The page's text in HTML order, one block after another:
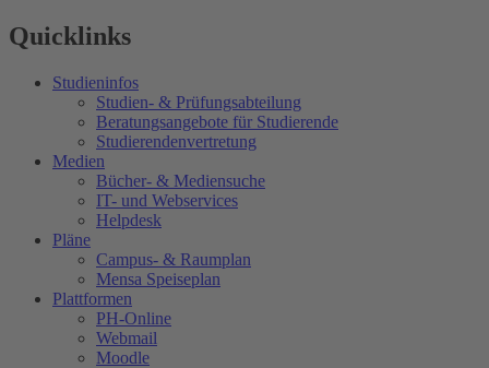
Quicklinks
Studieninfos
Studien- & Prüfungsabteilung
Beratungsangebote für Studierende
Studierendenvertretung
Medien
Bücher- & Mediensuche
IT- und Webservices
Helpdesk
Pläne
Campus- & Raumplan
Mensa Speiseplan
Plattformen
PH-Online
Webmail
Moodle